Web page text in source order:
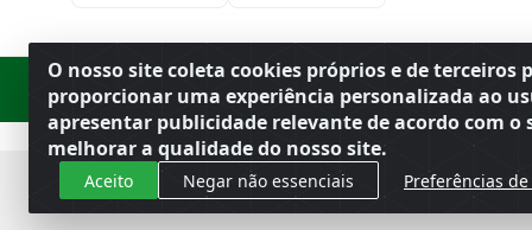
O nosso site coleta cookies próprios e de terceiros
proporcionar uma experiência personalizada ao
apresentar publicidade relevante de acordo com o
melhorar a qualidade do nosso site.
Aceito Negar não essenciais Preferências de
Rod. SP-215, s/n, km 98 — Área Rural Porto Ferreira/ ·